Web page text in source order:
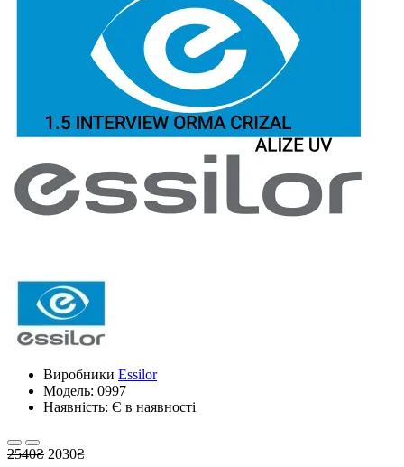
Виробники Essilor
Модель: 0997
Наявність: Є в наявності
2540₴ 2030₴